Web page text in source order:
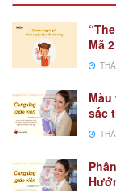
Mã
sắc